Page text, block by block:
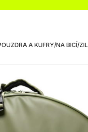
A KUFRY/NA BICÍ/